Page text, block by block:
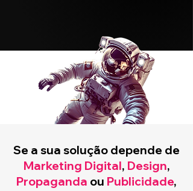
Se a sua solução depende de
Marketing Digital, Design,
Propaganda ou Publicidade,